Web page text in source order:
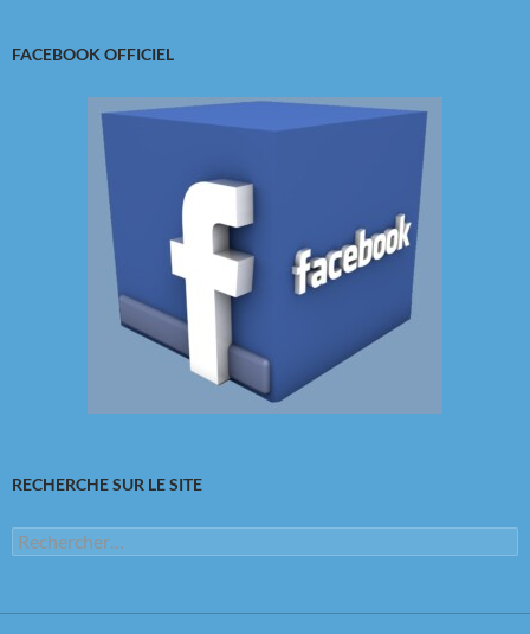
FACEBOOK OFFICIEL
RECHERCHE SUR LE SITE
Rechercher :